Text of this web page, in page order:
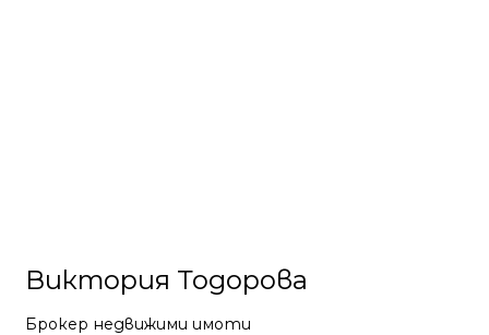
Виктория Тодорова
Брокер недвижими имоти